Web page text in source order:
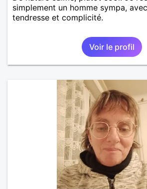
simplement un homme sympa,
tendresse et complicité.
Voir le profil